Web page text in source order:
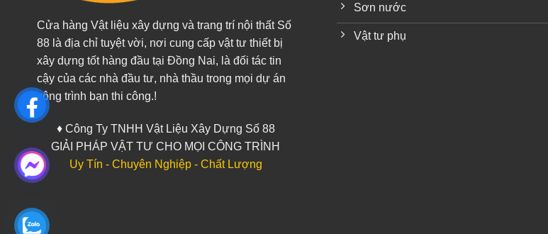
Cửa hàng Vật liệu xây dựng và trang trí nội thất Số
88 là địa chỉ tuyệt vời, nơi cung cấp vật tư thiết bị
xây dựng tốt hàng đầu tại Đồng Nai, là đối tác tin
cậy của các nhà đầu tư, nhà thầu trong mọi dự án
công trình bạn thi công.!
♦ Công Ty TNHH Vật Liệu Xây Dựng Số 88
GIẢI PHÁP VẬT TƯ CHO MỌI CÔNG TRÌNH
Uy Tín - Chuyên Nghiệp - Chất Lượng
Sơn nước
Vật tư phụ